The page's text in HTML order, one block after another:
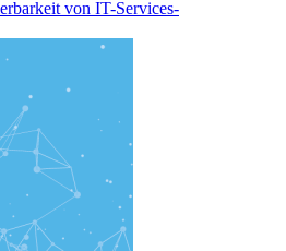
von IT-Services-